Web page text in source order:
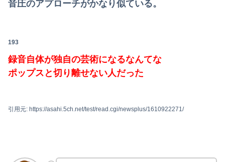
音圧のアプローチがかなり似ている。
193
録音自体が独自の芸術になるなんてな
ポップスと切り離せない人だった
引用元: https://asahi.5ch.net/test/read.cgi/newsplus/1610922271/